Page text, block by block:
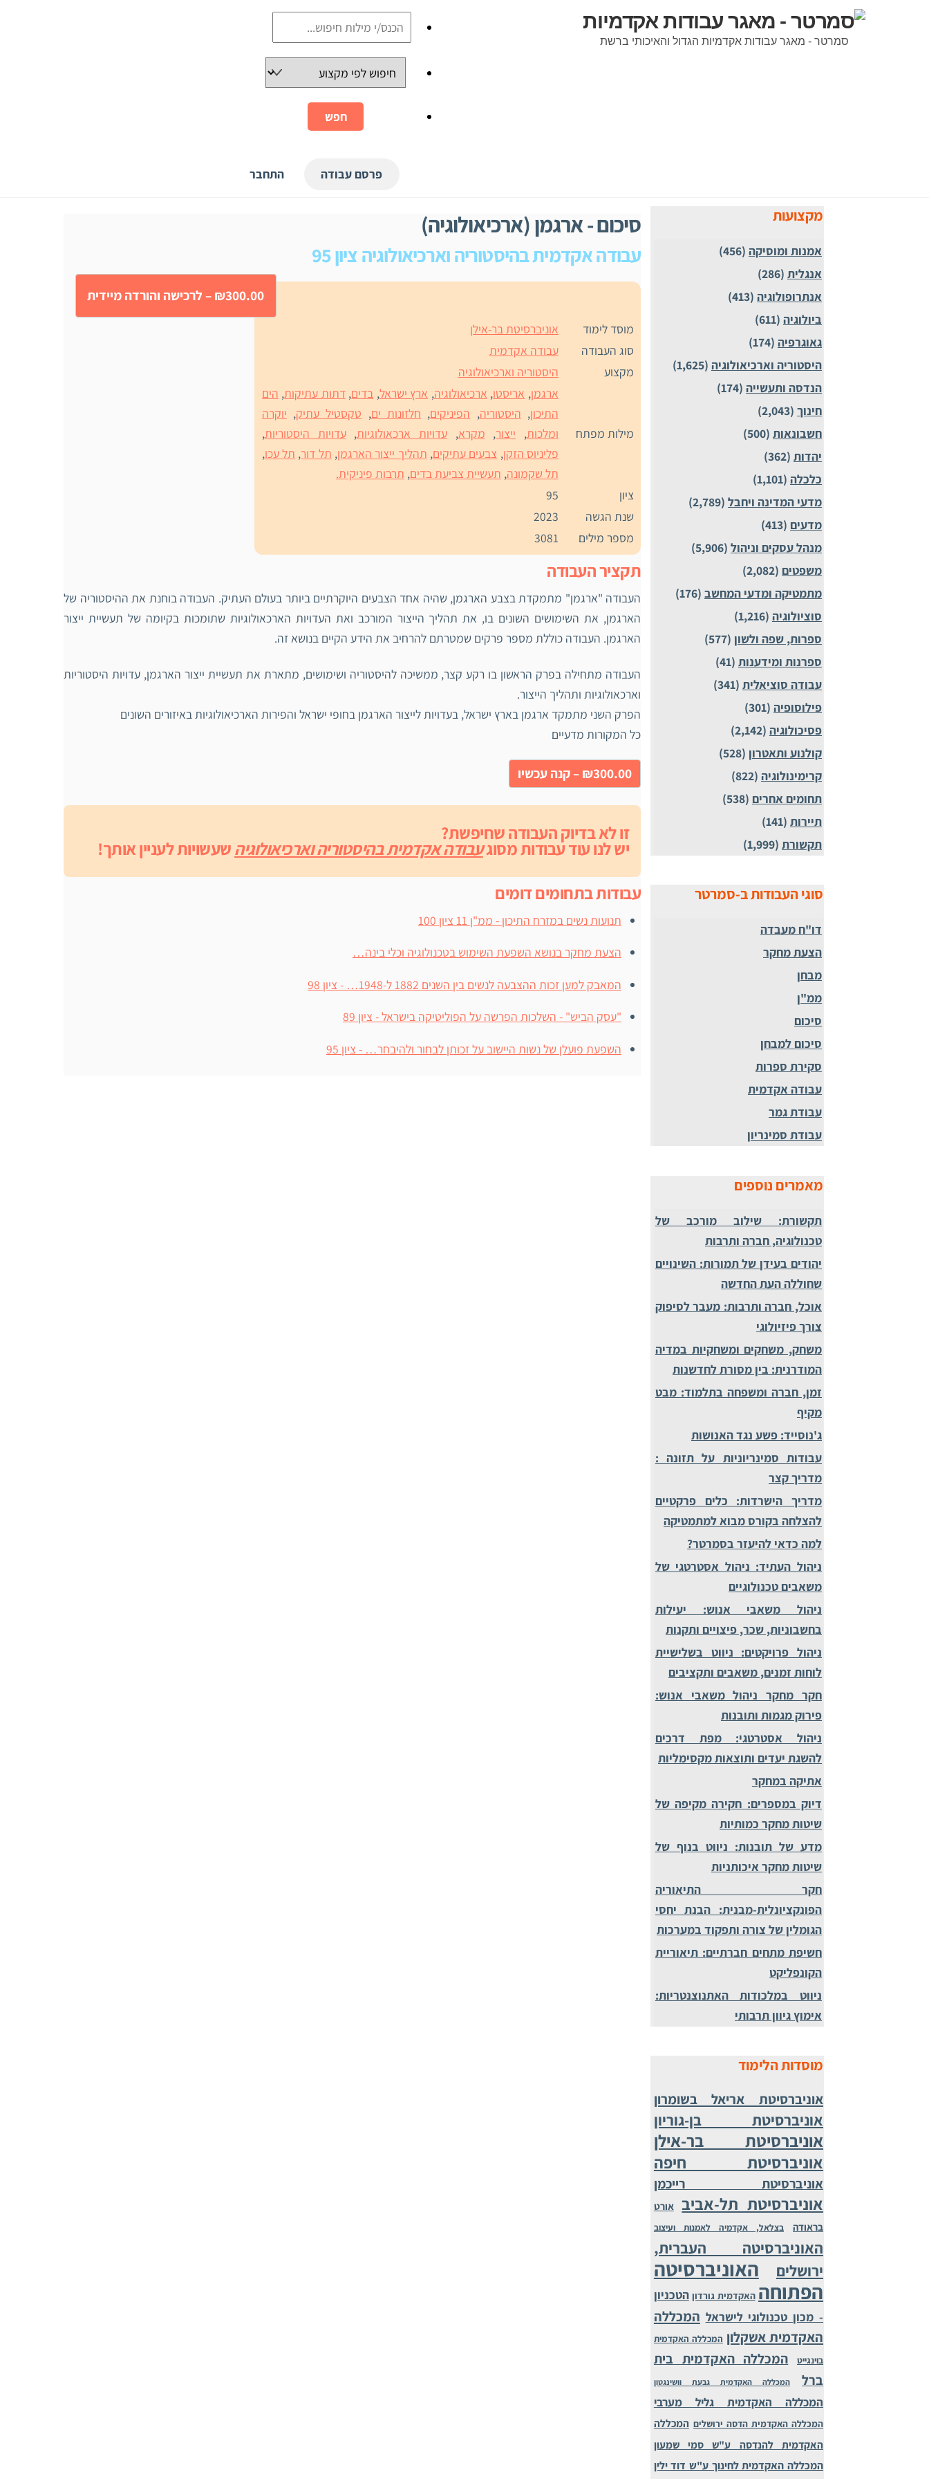
סמרטר - מאגר עבודות אקדמיות הגדול והאיכותי ברשת
פרסם עבודה התחבר
סיכום - ארגמן (ארכיאולוגיה)
עבודה אקדמית בהיסטוריה וארכיאולוגיה ציון 95
₪300.00 – לרכישה והורדה מיידית
מוסד לימוד
אוניברסיטת בר-אילן
סוג העבודה
עבודה אקדמית
מקצוע
היסטוריה וארכיאולוגיה
מילות מפתח
ארגמן, אריסטו, ארכיאולוגיה, ארץ ישראל, בדים,דתות עתיקות, הים
התיכון, היסטוריה, הפיניקים, חלזונות ים, טקסטיל עתיק, יוקרה
ומלכות, ייצור, מקרא,עדויות ארכאולוגיות,עדויות היסטוריות,
פליניוס הזקן, צבעים עתיקים, תהליך ייצור הארגמן, תל דור, תל עכו,
תל שקמונה, תעשיית צביעת בדים, תרבות פיניקית.
ציון
95
שנת הגשה
2023
מספר מילים
3081
תקציר העבודה
העבודה "ארגמן" מתמקדת בצבע הארגמן, שהיה אחד הצבעים היוקרתיים ביותר בעולם העתיק. העבודה בוחנת את ההיסטוריה של
הארגמן, את השימושים השונים בו, את תהליך הייצור המורכב ואת העדויות הארכאולוגיות שתומכות בקיומה של תעשיית ייצור
הארגמן. העבודה כוללת מספר פרקים שמטרתם להרחיב את הידע הקיים בנושא זה.
העבודה מתחילה בפרק הראשון בו רקע קצר, ממשיכה להיסטוריה ושימושים, מתארת את תעשיית ייצור הארגמן, עדויות היסטוריות
וארכאולוגיות ותהליך הייצור.
הפרק השני מתמקד ארגמן בארץ ישראל, בעדויות לייצור הארגמן בחופי ישראל והפירות הארכיאולוגיות באיזורים השונים
כל המקורות מדעיים
₪300.00 – קנה עכשיו
זו לא בדיוק העבודה שחיפשת?
יש לנו עוד עבודות מסוגעבודה אקדמית בהיסטוריה וארכיאולוגיהשעשויות לעניין אותך!
עבודות בתחומים דומים
תנועות נשים במזרח התיכון - ממ"ן 11 ציון 100
הצעת מחקר בנושא השפעת השימוש בטכנולוגיה וכלי בינה…
המאבק למען זכות ההצבעה לנשים בין השנים 1882 ל-1948… - ציון 98
"עסק הביש" - השלכות הפרשה על הפוליטיקה בישראל - ציון 89
השפעת פועלן של נשות היישוב על זכותן לבחור ולהיבחר… - ציון 95
מקצועות
אמנות ומוסיקה (456)
אנגלית (286)
אנתרופולוגיה (413)
ביולוגיה (611)
גאוגרפיה (174)
היסטוריה וארכיאולוגיה (1,625)
הנדסה ותעשייה (174)
חינוך (2,043)
חשבונאות (500)
יהדות (362)
כלכלה (1,101)
מדעי המדינה ויחבל (2,789)
מדעים (413)
מנהל עסקים וניהול (5,906)
משפטים (2,082)
מתמטיקה ומדעי המחשב (176)
סוציולוגיה (1,216)
ספרות, שפה ולשון (577)
ספרנות ומידענות (41)
עבודה סוציאלית (341)
פילוסופיה (301)
פסיכולוגיה (2,142)
קולנוע ותאטרון (528)
קרימינולוגיה (822)
תחומים אחרים (538)
תיירות (141)
תקשורת (1,999)
סוגי העבודות ב-סמרטר
דו"ח מעבדה
הצעת מחקר
מבחן
ממ"ן
סיכום
סיכום למבחן
סקירת ספרות
עבודה אקדמית
עבודת גמר
עבודת סמינריון
מאמרים נוספים
תקשורת: שילוב מורכב של
טכנולוגיה, חברה ותרבות
יהודים בעידן של תמורות: השינויים
שחוללה העת החדשה
אוכל, חברה ותרבות: מעבר לסיפוק
צורך פיזיולוגי
משחק, משחקים ומשחקיות במדיה
המודרנית: בין מסורת לחדשנות
זמן, חברה ומשפחה בתלמוד: מבט
מקיף
ג'נוסייד: פשע נגד האנושות
עבודות סמינריוניות על תזונה :
מדריך קצר
מדריך הישרדות: כלים פרקטיים
להצלחה בקורס מבוא למתמטיקה
למה כדאי להיעזר בסמרטר?
ניהול העתיד: ניהול אסטרטגי של
משאבים טכנולוגיים
ניהול משאבי אנוש: יעילות
בחשבוניות, שכר, פיצויים ותקנות
ניהול פרויקטים: ניווט בשלישיית
לוחות זמנים, משאבים ותקציבים
חקר מחקר ניהול משאבי אנוש:
פירוק מגמות ותובנות
ניהול אסטרטגי: מפת דרכים
להשגת יעדים ותוצאות מקסימליות
אתיקה במחקר
דיוק במספרים: חקירה מקיפה של
שיטות מחקר כמותיות
מדע של תובנות: ניווט בנוף של
שיטות מחקר איכותניות
חקר התיאוריה
הפונקציונלית-מבנית: הבנת יחסי
הגומלין של צורה ותפקוד במערכות
חשיפת מתחים חברתיים: תיאוריית
הקונפליקט
ניווט במלכודות האתנוצנטריות:
אימוץ גיוון תרבותי
מוסדות הלימוד
אוניברסיטת אריאל בשומרון
אוניברסיטת בן-גוריון
אוניברסיטת בר-אילן
אוניברסיטת חיפה
אוניברסיטת רייכמן
אוניברסיטת תל-אביב
אורט
בראודה
בצלאל, אקדמיה לאמנות ועיצוב
האוניברסיטה העברית,
ירושלים
האוניברסיטה
הפתוחה האקדמית גורדון הטכניון
- מכון טכנולוגי לישראל המכללה
האקדמית אשקלון המכללה האקדמית
בוינגייט
המכללה האקדמית בית
ברל
המכללה האקדמית גבעת וושינגטון
המכללה האקדמית גליל מערבי
המכללה האקדמית הדסה ירושלים המכללה
האקדמית להנדסה ע"ש סמי שמעון
המכללה האקדמית לחינוך ע"ש דוד ילין